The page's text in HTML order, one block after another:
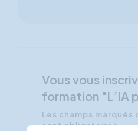
Vous vous
formation "L’IA
Les champs
sont obligatoires